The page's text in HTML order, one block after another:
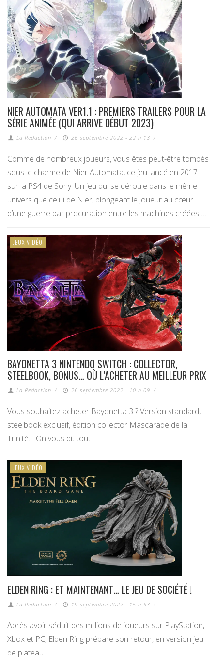
NIER AUTOMATA VER1.1 : PREMIERS TRAILERS POUR LA
SÉRIE ANIMÉE (QUI ARRIVE DÉBUT 2023)
La Redaction / 26 septembre 2022 - 22 h 13 /
Comme de nombreux joueurs, vous êtes peut-être tombés
sous le charme de Nier Automata, ce jeu lancé en 2017
sur la PS4 de Sony. Un jeu qui se déroule dans le même
univers que celui de Nier, plongeant le joueur au cœur
d’une guerre par procuration entre les machines créées …
JEUX VIDÉO
BAYONETTA 3 NINTENDO SWITCH : COLLECTOR,
STEELBOOK, BONUS… OÙ L’ACHETER AU MEILLEUR PRIX
La Redaction / 26 septembre 2022 - 10 h 09 /
Vous souhaitez acheter Bayonetta 3 ? Version standard,
steelbook exclusif, édition collector Mascarade de la
Trinité… On vous dit tout !
JEUX VIDÉO
ELDEN RING : ET MAINTENANT… LE JEU DE SOCIÉTÉ !
La Redaction / 19 septembre 2022 - 15 h 53 /
Après avoir séduit des millions de joueurs sur PlayStation,
Xbox et PC, Elden Ring prépare son retour, en version jeu
de plateau.